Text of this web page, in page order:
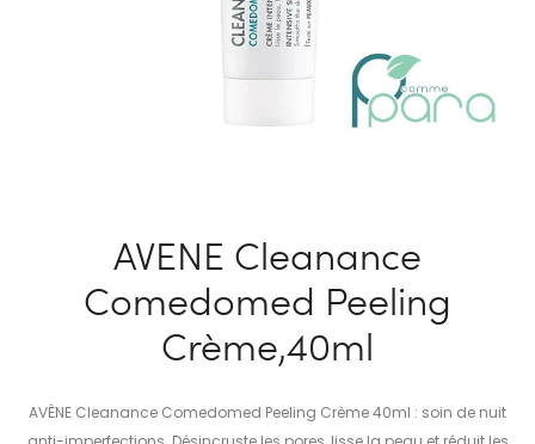
AVENE Cleanance
Comedomed Peeling
Crème,40ml
AVÈNE Cleanance Comedomed Peeling Crème 40ml : soin de nuit